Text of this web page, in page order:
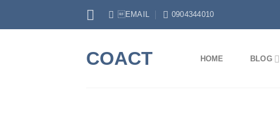
EMAIL 0904344010
COACT HOME BLOG